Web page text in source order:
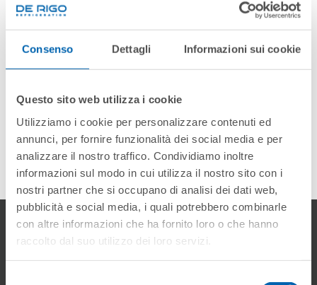
Consenso Dettagli Informazioni sui cookie
Questo sito web utilizza i cookie
Utilizziamo i cookie per personalizzare contenuti ed
annunci, per fornire funzionalità dei social media e per
analizzare il nostro traffico. Condividiamo inoltre
informazioni sul modo in cui utilizza il nostro sito con i
nostri partner che si occupano di analisi dei dati web,
pubblicità e social media, i quali potrebbero combinarle
con altre informazioni che ha fornito loro o che hanno
raccolto dal suo utilizzo dei loro servizi.
OTTOBRE 2020
Gallery